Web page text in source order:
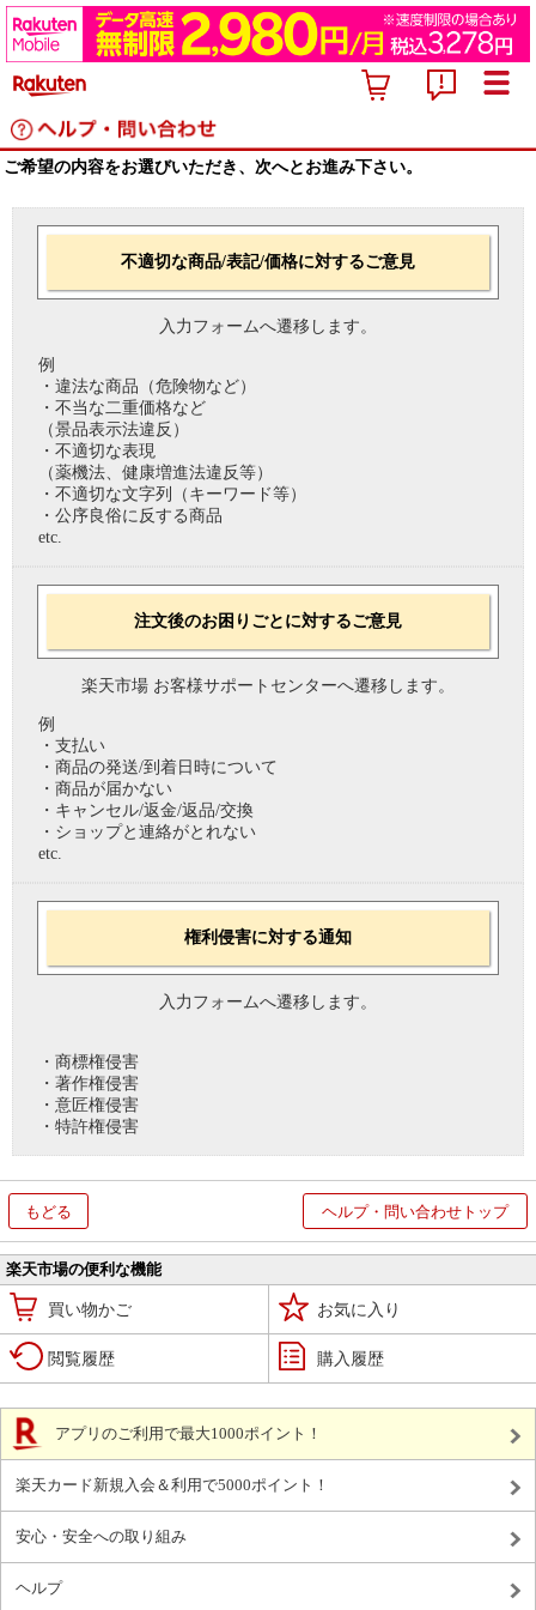
ご希望の内容をお選びいただき、次へとお進み下さい。
不適切な商品/表記/価格に対するご意見
入力フォームへ遷移します。
例
・違法な商品（危険物など）
・不当な二重価格など
（景品表示法違反）
・不適切な表現
（薬機法、健康増進法違反等）
・不適切な文字列（キーワード等）
・公序良俗に反する商品
etc.
注文後のお困りごとに対するご意見
楽天市場 お客様サポートセンターへ遷移します。
例
・支払い
・商品の発送/到着日時について
・商品が届かない
・キャンセル/返金/返品/交換
・ショップと連絡がとれない
etc.
権利侵害に対する通知
入力フォームへ遷移します。
・商標権侵害
・著作権侵害
・意匠権侵害
・特許権侵害
もどる ヘルプ・問い合わせトップ
楽天市場の便利な機能
買い物かご お気に入り
閲覧履歴 購入履歴
アプリのご利用で最大1000ポイント！
楽天カード新規入会＆利用で5000ポイント！
安心・安全への取り組み
ヘルプ